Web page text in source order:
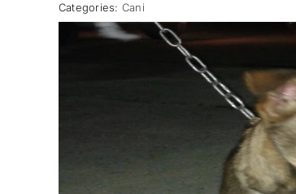
Categories: Cani